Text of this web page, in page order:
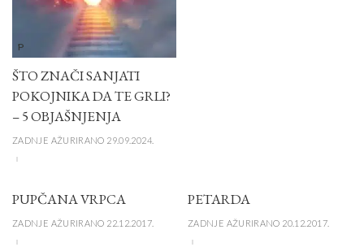
P
ŠTO ZNAČI SANJATI
POKOJNIKA DA TE GRLI?
– 5 OBJAŠNJENJA
ZADNJE AŽURIRANO 29.09.2024.
PUPČANA VRPCA
ZADNJE AŽURIRANO 22.12.2017.
PETARDA
ZADNJE AŽURIRANO 20.12.2017.